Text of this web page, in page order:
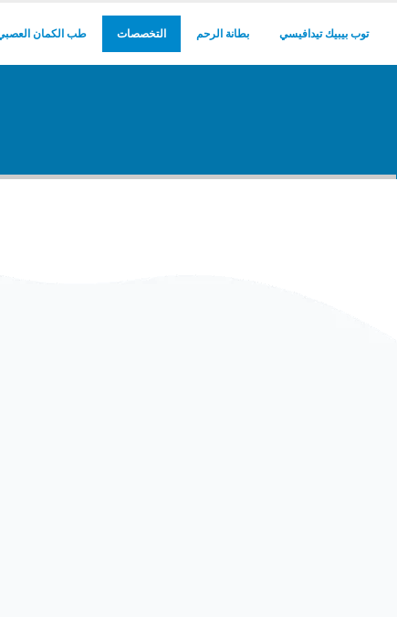
توب بيبيك تيدافيسي بطانة الرحم التخصصات طب الكمان